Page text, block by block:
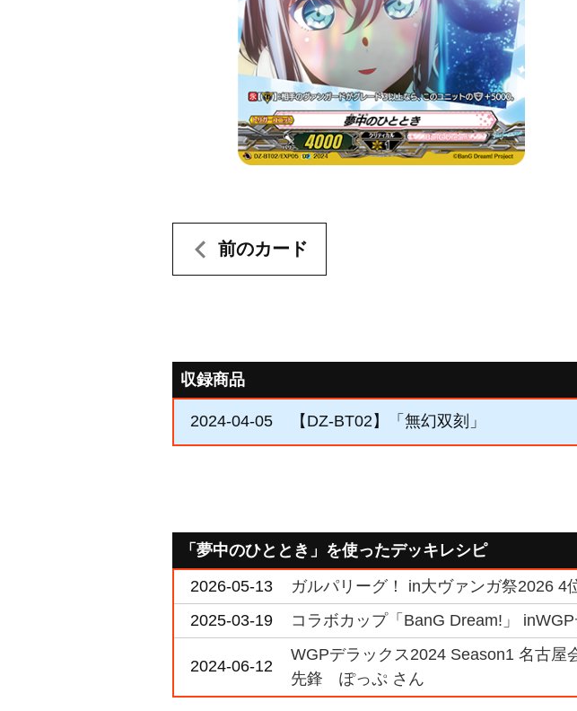
前のカード
収録商品
2024-04-05 【DZ-BT02】「無幻双刻」
「夢中のひととき」を使ったデッキレシピ
2026-05-13
ガルパリーグ！ in大ヴァンガ祭2026 4
2025-03-19
コラボカップ「BanG Dream!」
2024-06-12
WGPデラックス2024 Season1 名古
先鋒 ぽっぷ さん